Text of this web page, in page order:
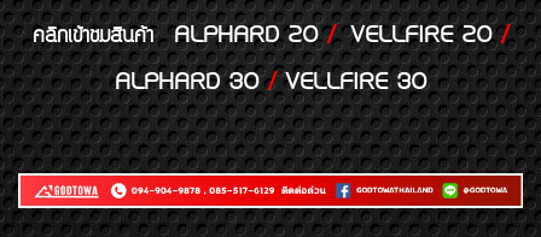
คลิกเข้าชมสินค้า ALPHARD 20/VELLFIRE 20/
ALPHARD 30/VELLFIRE 30